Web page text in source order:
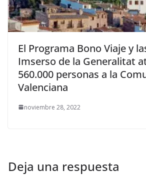
El Programa Bono Viaje y
Imserso de la Generalitat
560.000 personas a la
Valenciana
noviembre 28, 2022
Deja una respuesta